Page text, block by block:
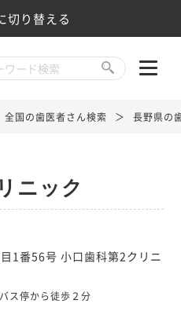
切り替える
全国の歯医者さん検索 長野県の
ニック
1番56号 小口歯科第2クリニ
ス停から徒歩２分